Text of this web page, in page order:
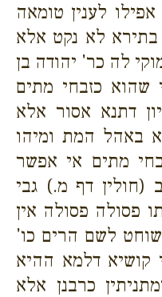
לענין טומאה
בתירא לא נקט אלא
לה כר' יהודה בן
שהוא כזבחי מתים
דתנא אסור אלא
באהל המת ומיהו
מתים אי אפשר
(חולין דף מ.) גבי
פסולה פסולה אין
לשם הרים כו'
קושיא דלמא ההיא
כרבנן אלא